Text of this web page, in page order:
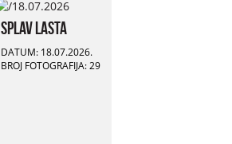
Splav Lasta
DATUM: 18.07.2026.
BROJ FOTOGRAFIJA: 29